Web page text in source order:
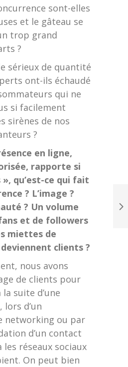
sont-elles
et le gâteau se
trop grand
?
sérieux de quantité
ont-ils échaudé
qui ne
si facilement
sirènes de nos
?
en ligne,
rapporte si
», qu’est-ce qui fait
? L’image ?
? Un volume
et de followers
miettes de
clients ?
nous avons
de clients pour
suite d’une
lors d’un
networking ou par
d’un contact
réseaux sociaux
On peut bien